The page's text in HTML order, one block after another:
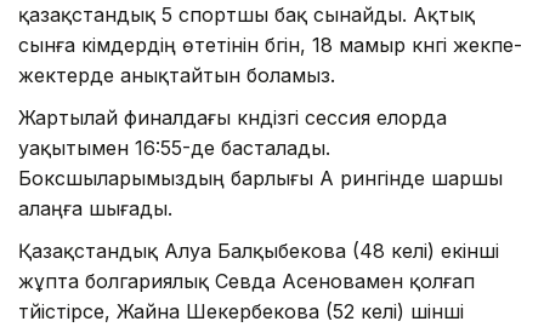
қазақстандық 5 спортшы бақ сынайды. Ақтық
сынға кімдердің өтетінін бүгін, 18 мамыр күнгі жекпе-
жектерде анықтайтын боламыз.
Жартылай финалдағы күндізгі сессия елорда
уақытымен 16:55-де басталады.
Боксшыларымыздың барлығы А рингінде шаршы
алаңға шығады.
Қазақстандық Алуа Балқыбекова (48 келі) екінші
жұпта болгариялық Севда Асеновамен қолғап
түйістірсе, Жайна Шекербекова (52 келі) үшінші